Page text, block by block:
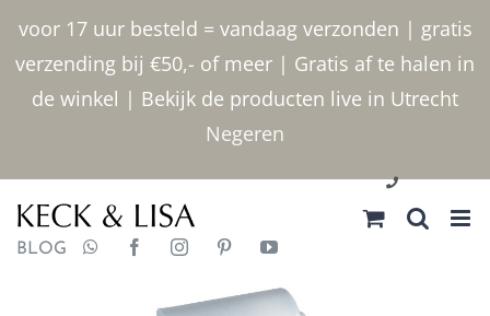
voor 17 uur besteld = vandaag verzonden | gratis
verzending bij €50,- of meer | Gratis af te halen in
de winkel | Bekijk de producten live in Utrecht
Negeren
inhoud
030 2400000
BLOG